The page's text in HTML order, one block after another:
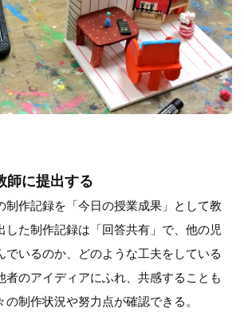
師に提出する
制作記録を「今日の授業成果」として教
した制作記録は「回答共有」で、他の児
でいるのか、どのような工夫をしている
者のアイディアにふれ、共感することも
制作状況や努力点が確認できる。